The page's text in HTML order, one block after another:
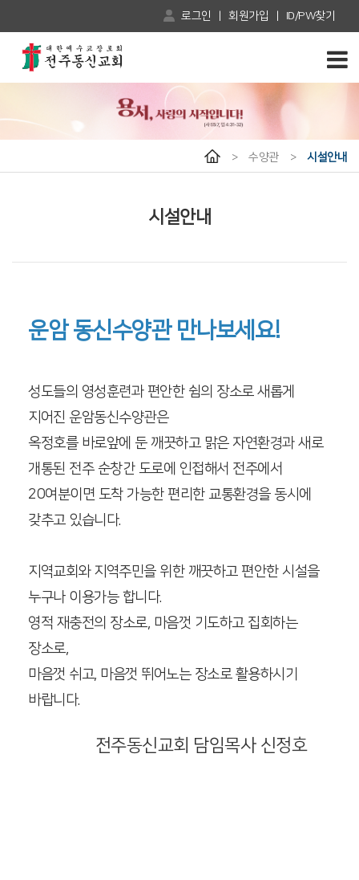
로그인 회원가입 ID/PW찾기
> 수양관 > 시설안내
시설안내
운암 동신수양관 만나보세요!
성도들의 영성훈련과 편안한 쉼의 장소로 새롭게
지어진 운암동신수양관은
옥정호를 바로앞에 둔 깨끗하고 맑은 자연환경과 새로
개통된 전주 순창간 도로에 인접해서 전주에서
20여분이면 도착 가능한 편리한 교통환경을 동시에
갖추고 있습니다.
지역교회와 지역주민을 위한 깨끗하고 편안한 시설을
누구나 이용가능 합니다.
영적 재충전의 장소로, 마음껏 기도하고 집회하는
장소로,
마음껏 쉬고, 마음껏 뛰어노는 장소로 활용하시기
바랍니다.
전주동신교회 담임목사 신정호